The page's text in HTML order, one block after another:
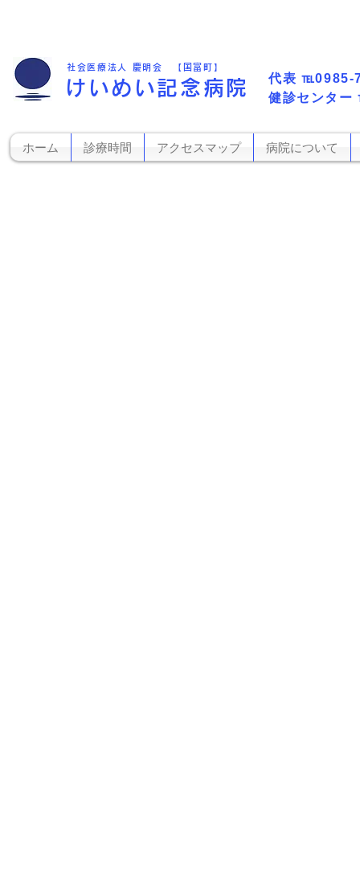
​健診センター
社会医療法人 慶明会 【国富町】
けいめい記念病院 代表​ ℡0985-
ホーム 診療時間 アクセスマップ 病院について